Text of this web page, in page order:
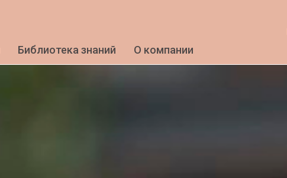
Библиотека знаний О компании